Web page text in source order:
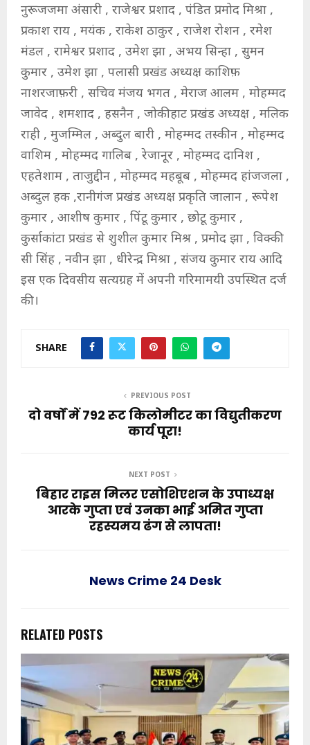
नुरूजजमा अंसारी , राजेश्वर प्रशाद , पंडित प्रमोद मिश्रा ,
प्रकाश राय , मयंक , राकेश ठाकुर , राजेश रोशन , रमेश
मंडल , रामेश्वर प्रशाद , उमेश झा , अभय सिन्हा , सुमन
कुमार , उमेश झा , पलासी प्रखंड अध्यक्ष काशिफ़
नाशरजाफ़री , सचिव मंजय भगत , मेराज आलम , मोहम्मद
जावेद , शमशाद , हसनैन , जोकीहाट प्रखंड अध्यक्ष , मलिक
राही , मुजम्मिल , अब्दुल बारी , मोहम्मद तस्कीन , मोहम्मद
वाशिम , मोहम्मद गालिब , रेजानूर , मोहम्मद दानिश ,
एहतेशाम , ताजुद्दीन , मोहम्मद महबूब , मोहम्मद हांजजला ,
अब्दुल हक ,रानीगंज प्रखंड अध्यक्ष प्रकृति जालान , रूपेश
कुमार , आशीष कुमार , पिंटू कुमार , छोटू कुमार ,
कुर्साकांटा प्रखंड से शुशील कुमार मिश्र , प्रमोद झा , विक्की
सी सिंह , नवीन झा , धीरेन्द्र मिश्रा , संजय कुमार राय आदि
इस एक दिवसीय सत्यग्रह में अपनी गरिमामयी उपस्थित दर्ज
की।
SHARE
PREVIOUS POST
दो वर्षों में 792 रूट किलोमीटर का विद्युतीकरण
कार्य पूरा!
NEXT POST
बिहार राइस मिलर एसोशिएशन के उपाध्यक्ष
आरके गुप्ता एवं उनका भाई अमित गुप्ता
रहस्यमय ढंग से लापता!
News Crime 24 Desk
RELATED POSTS